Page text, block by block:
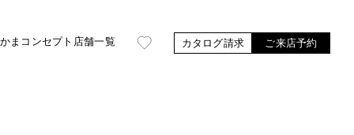
カタログ請求 ご来店予約
ま コンセプト 店舗一覧